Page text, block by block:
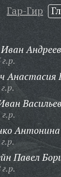
Гар-Гир
Иван
Анастасия
Павел